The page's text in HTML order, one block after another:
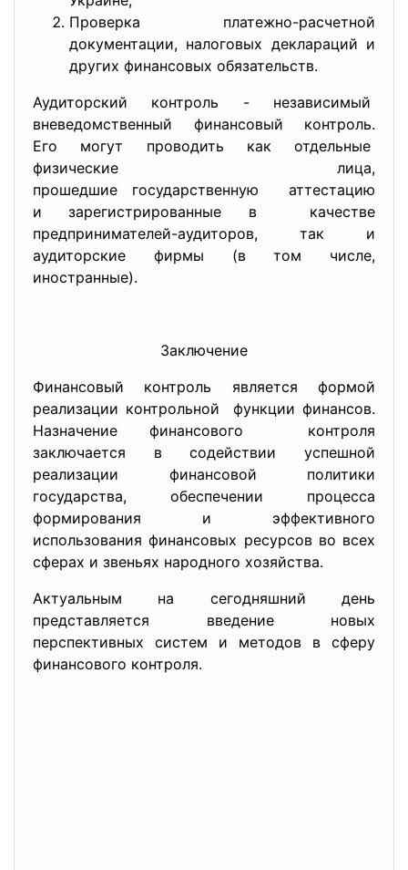
Проверка платежно-расчетной
документации, налоговых деклараций и
других финансовых обязательств.
Аудиторский контроль - независимый
вневедомственный финансовый контроль.
Его могут проводить как отдельные
физические лица,
прошедшие государственную аттестацию
и зарегистрированные в качестве
предпринимателей-аудиторов, так и
аудиторские фирмы (в том числе,
иностранные).
Заключение
Финансовый контроль является формой
реализации контрольной функции финансов.
Назначение финансового контроля
заключается в содействии успешной
реализации финансовой политики
государства, обеспечении процесса
формирования и эффективного
использования финансовых ресурсов во всех
сферах и звеньях народного хозяйства.
Актуальным на сегодняшний день
представляется введение новых
перспективных систем и методов в сферу
финансового контроля.